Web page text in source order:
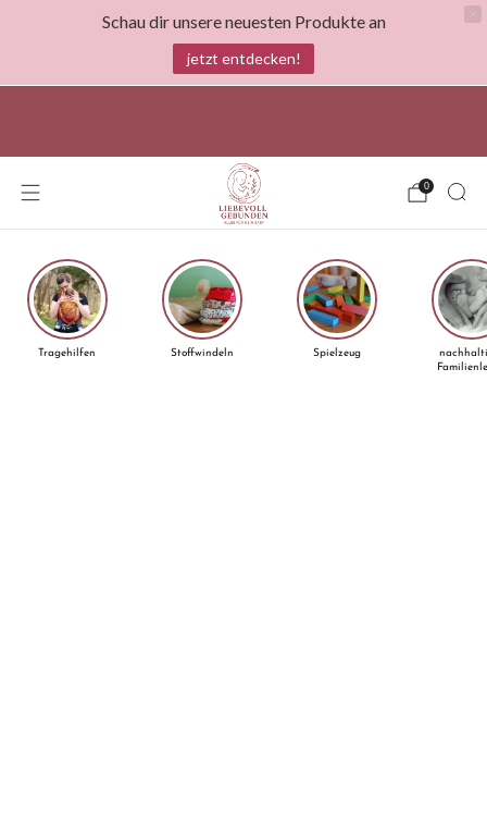
0
Tragehilfen Stoffwindeln Spielzeug
Schau dir unsere neuesten Produkte an
jetzt entdecken!